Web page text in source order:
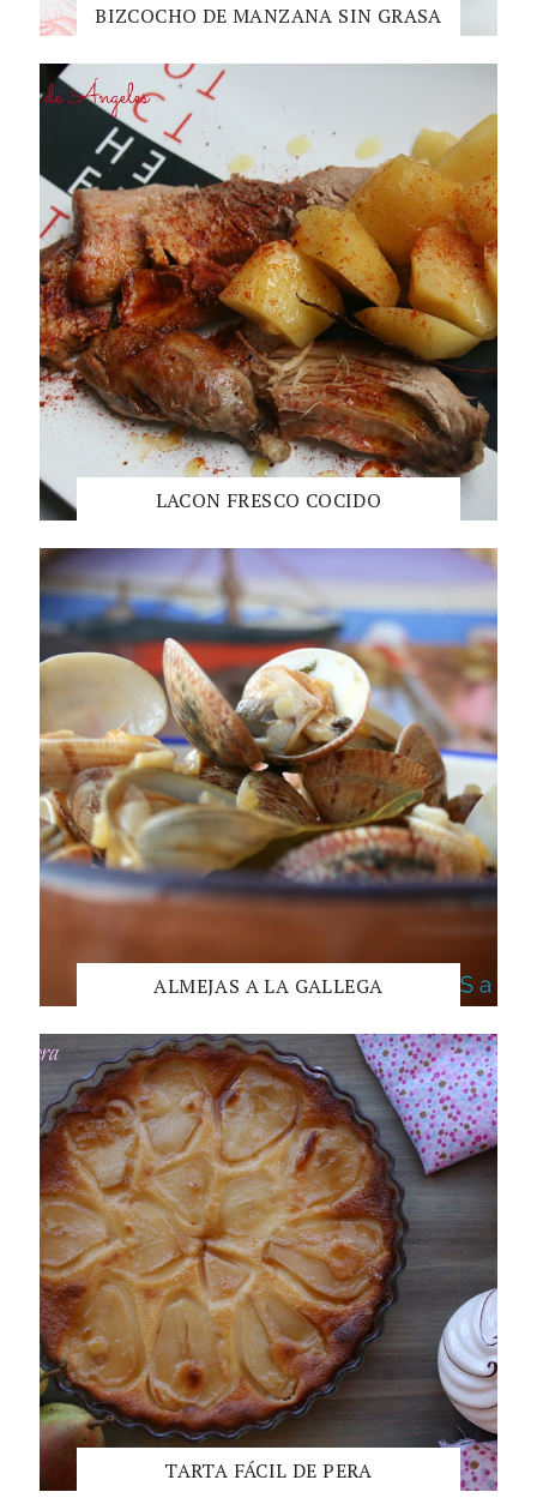
BIZCOCHO DE MANZANA SIN GRASA
LACON FRESCO COCIDO
ALMEJAS A LA GALLEGA
TARTA FÁCIL DE PERA